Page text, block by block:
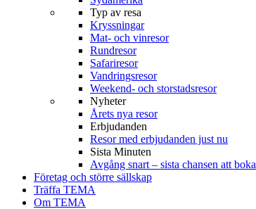
Typ av resa
Kryssningar
Mat- och vinresor
Rundresor
Safariresor
Vandringsresor
Weekend- och storstadsresor
Nyheter
Årets nya resor
Erbjudanden
Resor med erbjudanden just nu
Sista Minuten
Avgång snart – sista chansen att boka
Företag och större sällskap
Träffa TEMA
Om TEMA